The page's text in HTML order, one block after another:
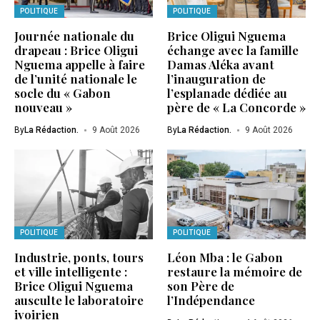
POLITIQUE
Journée nationale du
drapeau : Brice Oligui
Nguema appelle à faire
de l’unité nationale le
socle du « Gabon
nouveau »
ByLa Rédaction. 9 Août 2026
POLITIQUE
Brice Oligui Nguema
échange avec la famille
Damas Aléka avant
l’inauguration de
l’esplanade dédiée au
père de « La Concorde »
ByLa Rédaction. 9 Août 2026
POLITIQUE
Industrie, ponts, tours
et ville intelligente :
Brice Oligui Nguema
ausculte le laboratoire
ivoirien
POLITIQUE
Léon Mba : le Gabon
restaure la mémoire de
son Père de
l’Indépendance